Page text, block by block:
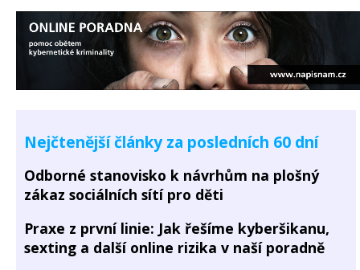
Nejčtenější články za posledních 60 dní
Odborné stanovisko k návrhům na plošný
zákaz sociálních sítí pro děti
Praxe z první linie: Jak řešíme kyberšikanu,
sexting a další online rizika v naší poradně